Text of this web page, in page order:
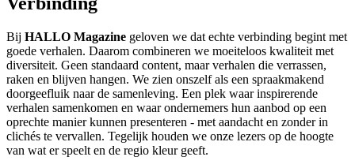
Bij HALLO Magazine geloven we dat echte verbinding begint met
goede verhalen. Daarom combineren we moeiteloos kwaliteit met
diversiteit. Geen standaard content, maar verhalen die verrassen,
raken en blijven hangen. We zien onszelf als een spraakmakend
doorgeefluik naar de samenleving. Een plek waar inspirerende
verhalen samenkomen en waar ondernemers hun aanbod op een
oprechte manier kunnen presenteren - met aandacht en zonder in
clichés te vervallen. Tegelijk houden we onze lezers op de hoogte
van wat er speelt en de regio kleur geeft.